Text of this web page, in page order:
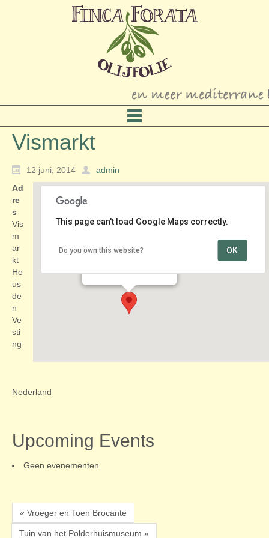
Vismarkt
12 juni, 2014 admin
Vismarkt
This page can't load Google Maps correctly.
Do you own this website? OK
Ad
re
s
Vis
m
ar
kt
He
us
de
n
Ve
sti
ng
Nederland
Upcoming Events
Geen evenementen
« Vroeger en Toen Brocante
Tuin van het Polderhuismuseum »